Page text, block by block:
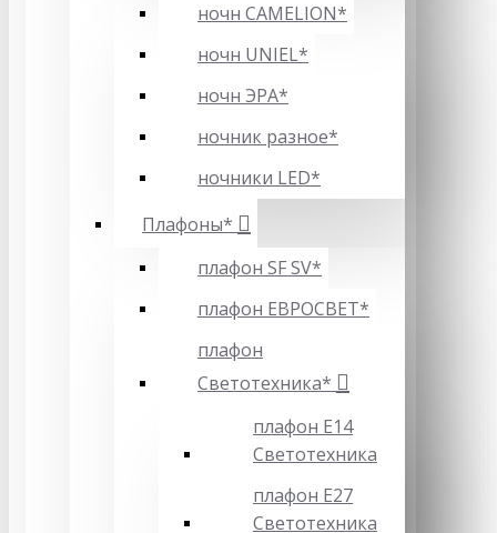
ночн CAMELION*
ночн UNIEL*
ночн ЭРА*
ночник разное*
ночники LED*
Плафоны*
плафон SF SV*
плафон ЕВРОСВЕТ*
плафон
Светотехника*
плафон Е14
Светотехника
плафон Е27
Светотехника